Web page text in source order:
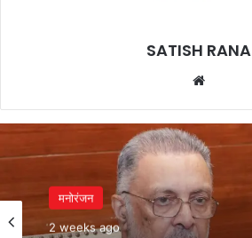
SATISH RANA
मनोरंजन
2 weeks ago